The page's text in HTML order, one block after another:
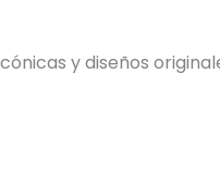
y diseños